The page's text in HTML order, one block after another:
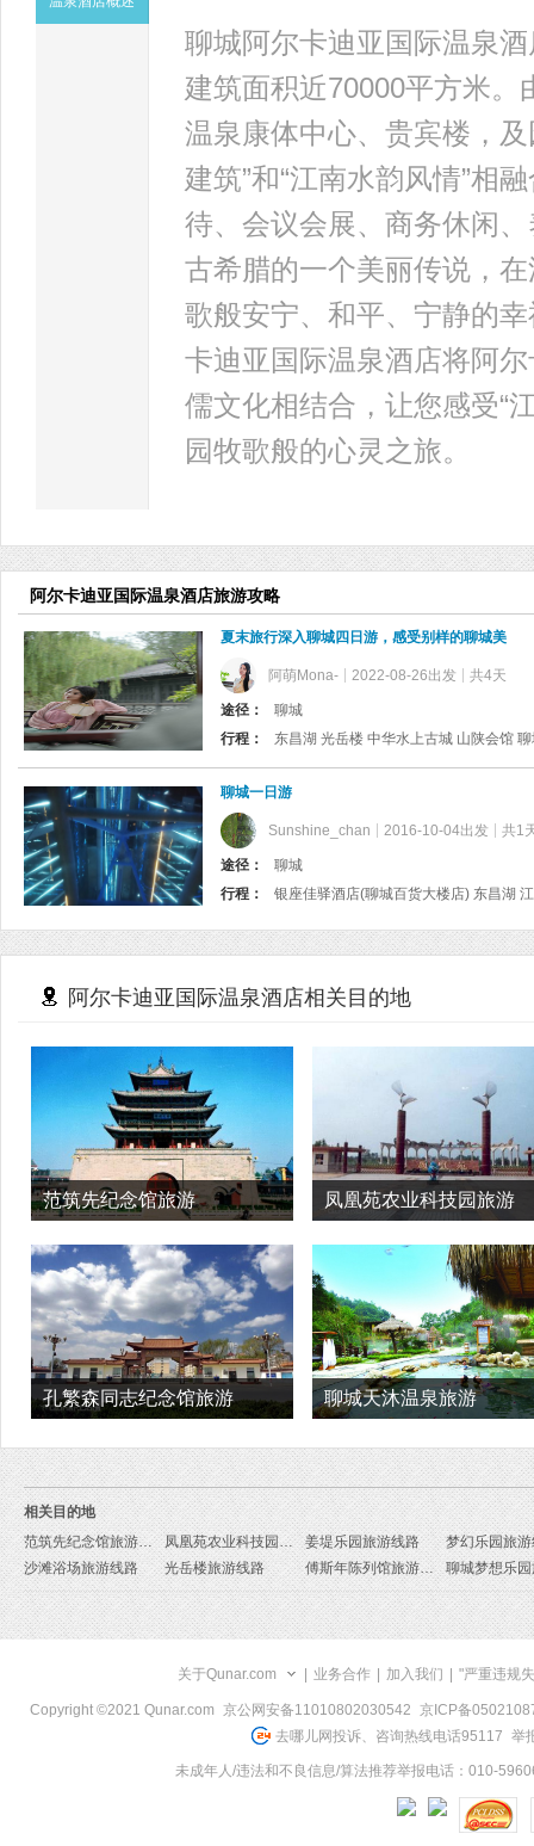
聊城阿尔卡迪亚国际温泉
建筑面积近70000平方米
温泉康体中心、贵宾楼，
建筑”和“江南水韵风情”相
待、会议会展、商务休闲
古希腊的一个美丽传说，
歌般安宁、和平、宁静的
卡迪亚国际温泉酒店将阿
儒文化相结合，让您感受“
园牧歌般的心灵之旅。
阿尔卡迪亚国际温泉酒店旅游攻略
夏末旅行深入聊城四日游，感受别样的聊城美
阿萌Mona- 2022-08-26出发 共4天
途径：
聊城
行程：
东昌湖 光岳楼 中华水上古城 山陕会馆
聊城一日游
Sunshine_chan 2016-10-04出发 共1
途径：
聊城
行程：
银座佳驿酒店(聊城百货大楼店) 东昌湖
阿尔卡迪亚国际温泉酒店相关目的地
范筑先纪念馆旅游 凤凰苑农业科技园旅游
孔繁森同志纪念馆旅游 聊城天沐温泉旅游
相关目的地
范筑先纪念馆旅游线路
凤凰苑农业科技园旅游线路 姜堤乐园旅游线路
梦幻乐园旅
沙滩浴场旅游线路
光岳楼旅游线路 傅斯年陈列馆旅游线路
关于Qunar.com 业务合作 加入我们 "严重违规
Copyright ©2021 Qunar.com 京公网安备11010802030542
京ICP备
去哪儿网投诉、咨询热线电话95117 举
未成年人/违法和不良信息/算法推荐举报电话：010-